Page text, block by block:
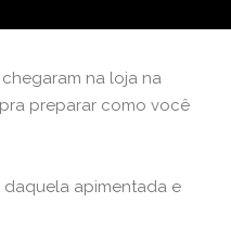
na loja na
preparar como você
daquela apimentada e